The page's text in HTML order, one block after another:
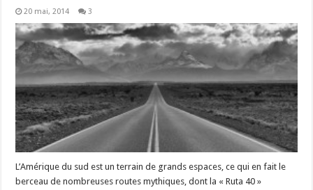
20 mai, 2014 3
L’Amérique du sud est un terrain de grands espaces, ce qui en fait le
berceau de nombreuses routes mythiques, dont la « Ruta 40 »